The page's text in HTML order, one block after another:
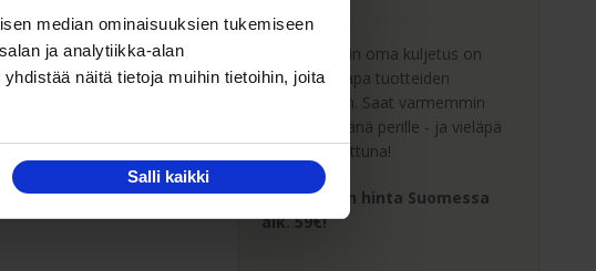
median ominaisuuksien tukemiseen
ja analytiikka-alan
näitä tietoja muihin tietoihin, joita
Salli kaikki
Kaluste-Matin oma kuljetus on
turvallinen tapa tuotteiden
toimitukseen. Saat varmemmin
tuotteet ehjänä perille - ja vieläpä
sisäänkannettuna!
Kuljetuksen hinta Suomessa
alk. 59€!